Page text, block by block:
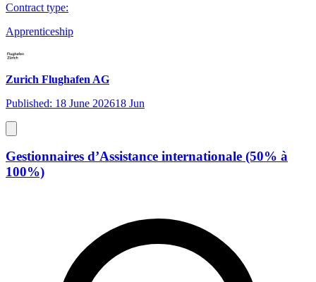
Contract type:
Apprenticeship
Zurich Flughafen AG
Published: 18 June 202618 Jun
Gestionnaires d’Assistance internationale (50% à
100%)